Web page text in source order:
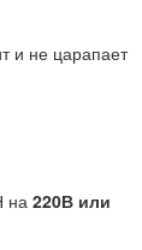
и не царапает
на 220В или